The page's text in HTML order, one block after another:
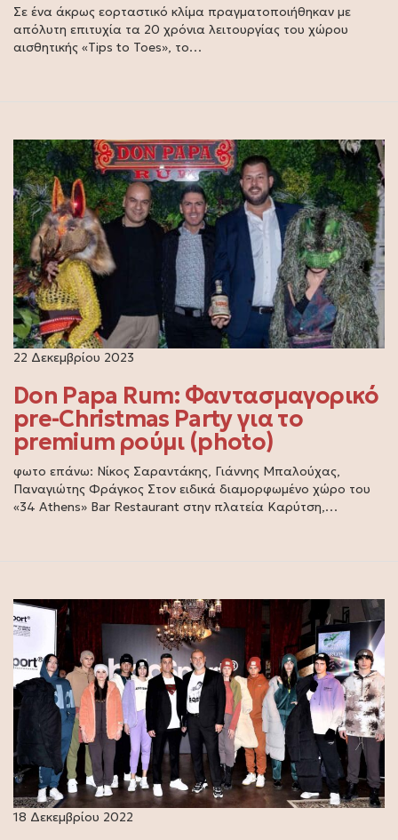
Σε ένα άκρως εορταστικό κλίμα πραγματοποιήθηκαν με
απόλυτη επιτυχία τα 20 χρόνια λειτουργίας του χώρου
αισθητικής «Tips to Toes», το…
22 Δεκεμβρίου 2023
Don Papa Rum: Φαντασμαγορικό
pre-Christmas Party για το
premium ρούμι (photo)
φωτο επάνω: Νίκος Σαραντάκης, Γιάννης Μπαλούχας,
Παναγιώτης Φράγκος Στον ειδικά διαμορφωμένο χώρο του
«34 Athens» Bar Restaurant στην πλατεία Καρύτση,…
18 Δεκεμβρίου 2022